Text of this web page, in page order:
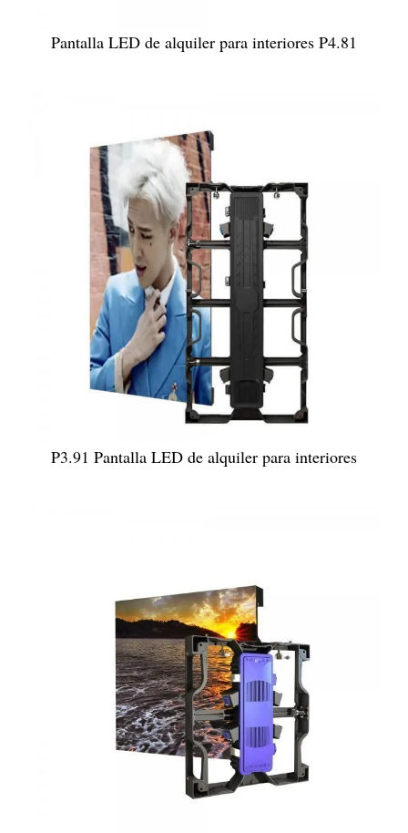
Pantalla LED de alquiler para interiores P4.81
P3.91 Pantalla LED de alquiler para interiores